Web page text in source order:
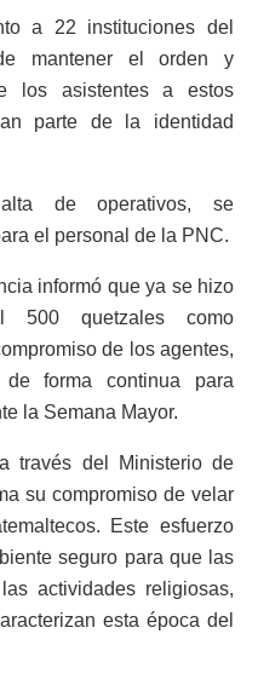
a 22 instituciones del
mantener el orden y
los asistentes a estos
parte de la identidad
de operativos, se
el personal de la PNC.
informó que ya se hizo
quetzales como
de los agentes,
de forma continua para
la Semana Mayor.
través del Ministerio de
su compromiso de velar
Este esfuerzo
seguro para que las
actividades religiosas,
esta época del